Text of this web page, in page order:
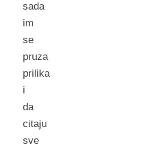
sada
im
se
pruza
prilika
i
da
citaju
sve